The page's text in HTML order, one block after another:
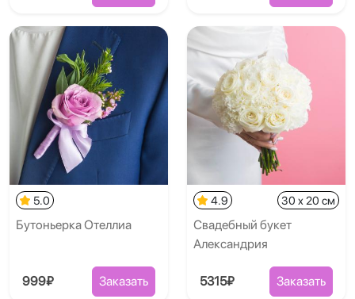
5.0
Бутоньерка Отеллиа
999₽ Заказать
4.9 30 x 20 см
Свадебный букет
Александрия
5315₽ Заказать